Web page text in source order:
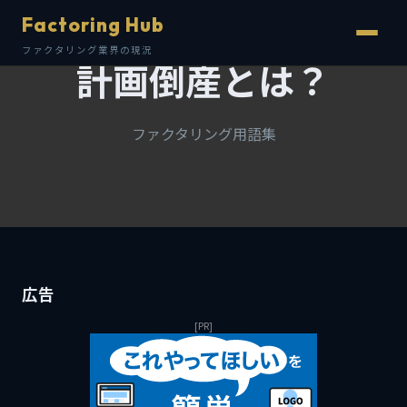
Factoring Hub
ファクタリング業界の現況
計画倒産とは？
ファクタリング用語集
広告
[PR]